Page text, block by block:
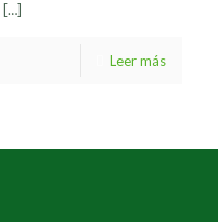
[…]
Leer más